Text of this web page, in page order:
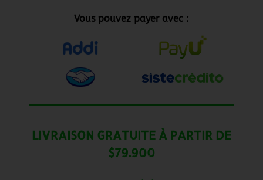
Vous pouvez payer avec :
LIVRAISON GRATUITE À PARTIR DE
$79.900